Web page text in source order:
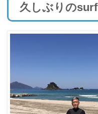
久しぶりのsurf